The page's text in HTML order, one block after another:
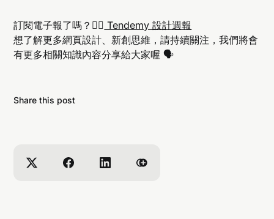
訂閱電子報了嗎？👉🏻 Tendemy 設計週報
想了解更多網頁設計、新創思維，請持續關注，我們將會
有更多相關知識內容分享給大家喔 🗣️
Share this post